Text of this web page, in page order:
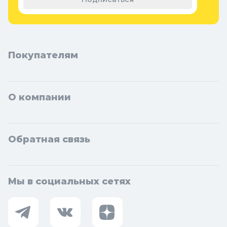
Чехов, Клин, Ивантеевка, Лобня, Дубна, Егорьевск, Наро-
Фоминск, Дмитров, Лыткарино, Павловский Посад, Ступино,
Котельники, Фрязино, Дзержинский, Солнечногорск,
Покупателям
О компании
Обратная связь
Мы в социальных сетях